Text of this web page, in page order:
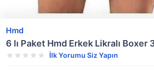
Hmd
6 lı Paket Hmd Erkek Likralı Boxer
İlk Yorumu Siz Yapın